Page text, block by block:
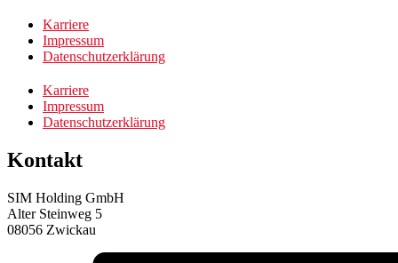
Karriere
Impressum
Datenschutzerklärung
Karriere
Impressum
Datenschutzerklärung
Kontakt
SIM Holding GmbH
Alter Steinweg 5
08056 Zwickau